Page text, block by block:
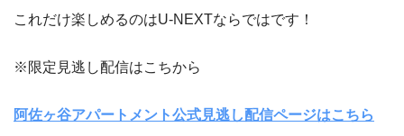
これだけ楽しめるのはU-NEXTならではです！
※限定見逃し配信はこちから
阿佐ヶ谷アパートメント公式見逃し配信ページはこちら